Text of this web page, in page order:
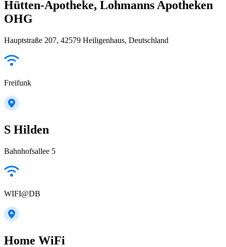
Hütten-Apotheke, Lohmanns Apotheken
OHG
Hauptstraße 207, 42579 Heiligenhaus, Deutschland
Freifunk
S Hilden
Bahnhofsallee 5
WIFI@DB
Home WiFi